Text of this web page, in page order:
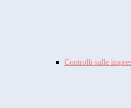
Controlli sulle